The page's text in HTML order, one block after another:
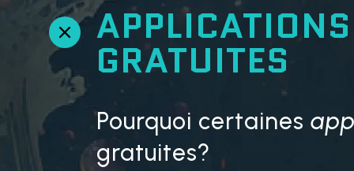
R
e
t
APPLICATIONS
GRATUITES
Pourquoi certaines
gratuites?